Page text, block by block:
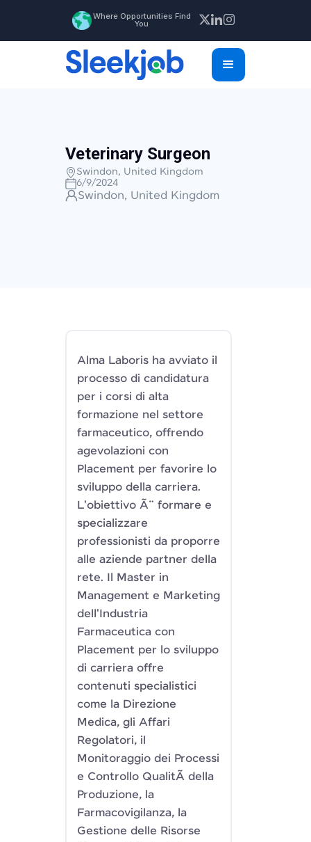
Where Opportunities Find
You
Veterinary Surgeon
Swindon, United Kingdom
6/9/2024
Swindon, United Kingdom
Alma Laboris ha avviato il
processo di candidatura
per i corsi di alta
formazione nel settore
farmaceutico, offrendo
agevolazioni con
Placement per favorire lo
sviluppo della carriera.
L'obiettivo Ã¨ formare e
specializzare
professionisti da proporre
alle aziende partner della
rete. Il Master in
Management e Marketing
dell'Industria
Farmaceutica con
Placement per lo sviluppo
di carriera offre
contenuti specialistici
come la Direzione
Medica, gli Affari
Regolatori, il
Monitoraggio dei Processi
e Controllo QualitÃ della
Produzione, la
Farmacovigilanza, la
Gestione delle Risorse